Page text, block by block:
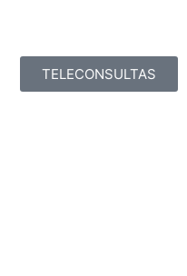
TELECONSULTAS